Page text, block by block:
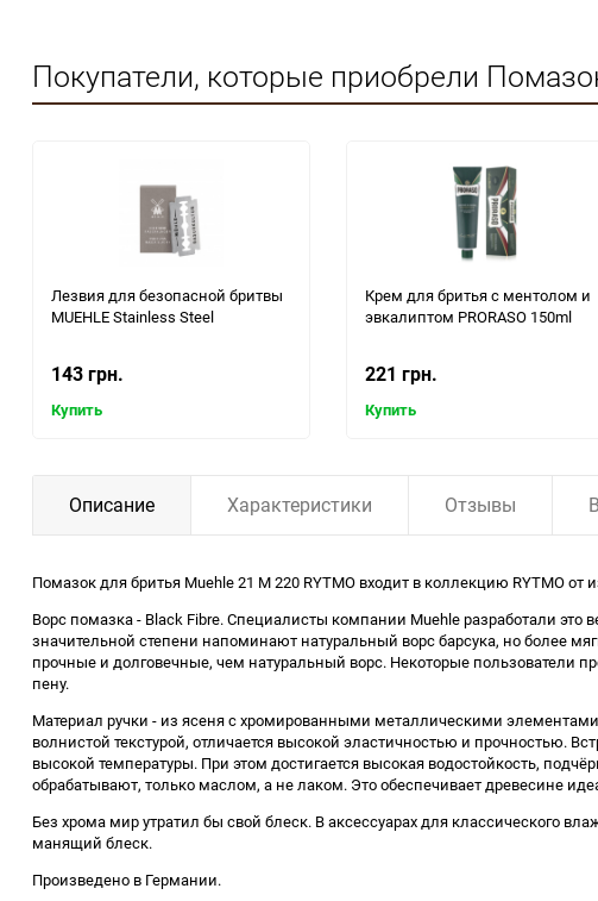
Покупатели, которые приобрели
Лезвия для безопасной бритвы
MUEHLE Stainless Steel
143 грн.
Купить
Крем для бритья с ментолом и
эвкалиптом PRORASO 150ml
221 грн.
Купить
Описание Характеристики Отзывы
Помазок для бритья Muehle 21 M 220 RYTMO входит в коллекцию RYTMO от
Ворс помазка - Black Fibre. Специалисты компании Muehle разработали это
значительной степени напоминают натуральный ворс барсука, но более
прочные и долговечные, чем натуральный ворс. Некоторые пользователи
пену.
Материал ручки - из ясеня с хромированными металлическими
волнистой текстурой, отличается высокой эластичностью и прочностью.
высокой температуры. При этом достигается высокая водостойкость,
обрабатывают, только маслом, а не лаком. Это обеспечивает древесине
Без хрома мир утратил бы свой блеск. В аксессуарах для классического
манящий блеск.
Произведено в Германии.